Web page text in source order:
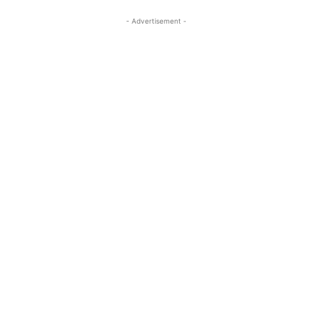
- Advertisement -